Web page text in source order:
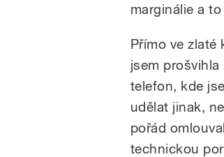
marginálie a
Přímo ve zlaté
jsem
telefon, kde
udělat jinak,
pořád
technickou